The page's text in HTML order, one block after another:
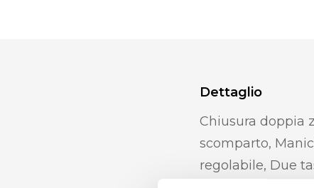
Dettaglio
Chiusura doppia
scomparto,
regolabile, Due